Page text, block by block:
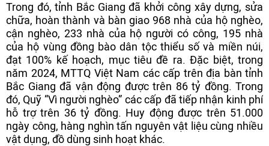
Trong đó, tỉnh Bắc Giang đã khởi công xây dựng, sửa
chữa, hoàn thành và bàn giao 968 nhà của hộ nghèo,
cận nghèo, 233 nhà của hộ người có công, 195 nhà
của hộ vùng đồng bào dân tộc thiểu số và miền núi,
đạt 100% kế hoạch, mục tiêu đề ra. Đặc biệt, trong
năm 2024, MTTQ Việt Nam các cấp trên địa bàn tỉnh
Bắc Giang đã vận động được trên 86 tỷ đồng. Trong
đó, Quỹ “Vì người nghèo” các cấp đã tiếp nhận kinh phí
hỗ trợ trên 36 tỷ đồng. Huy động được trên 51.000
ngày công, hàng nghìn tấn nguyên vật liệu cùng nhiều
vật dụng, đồ dùng sinh hoạt khác.